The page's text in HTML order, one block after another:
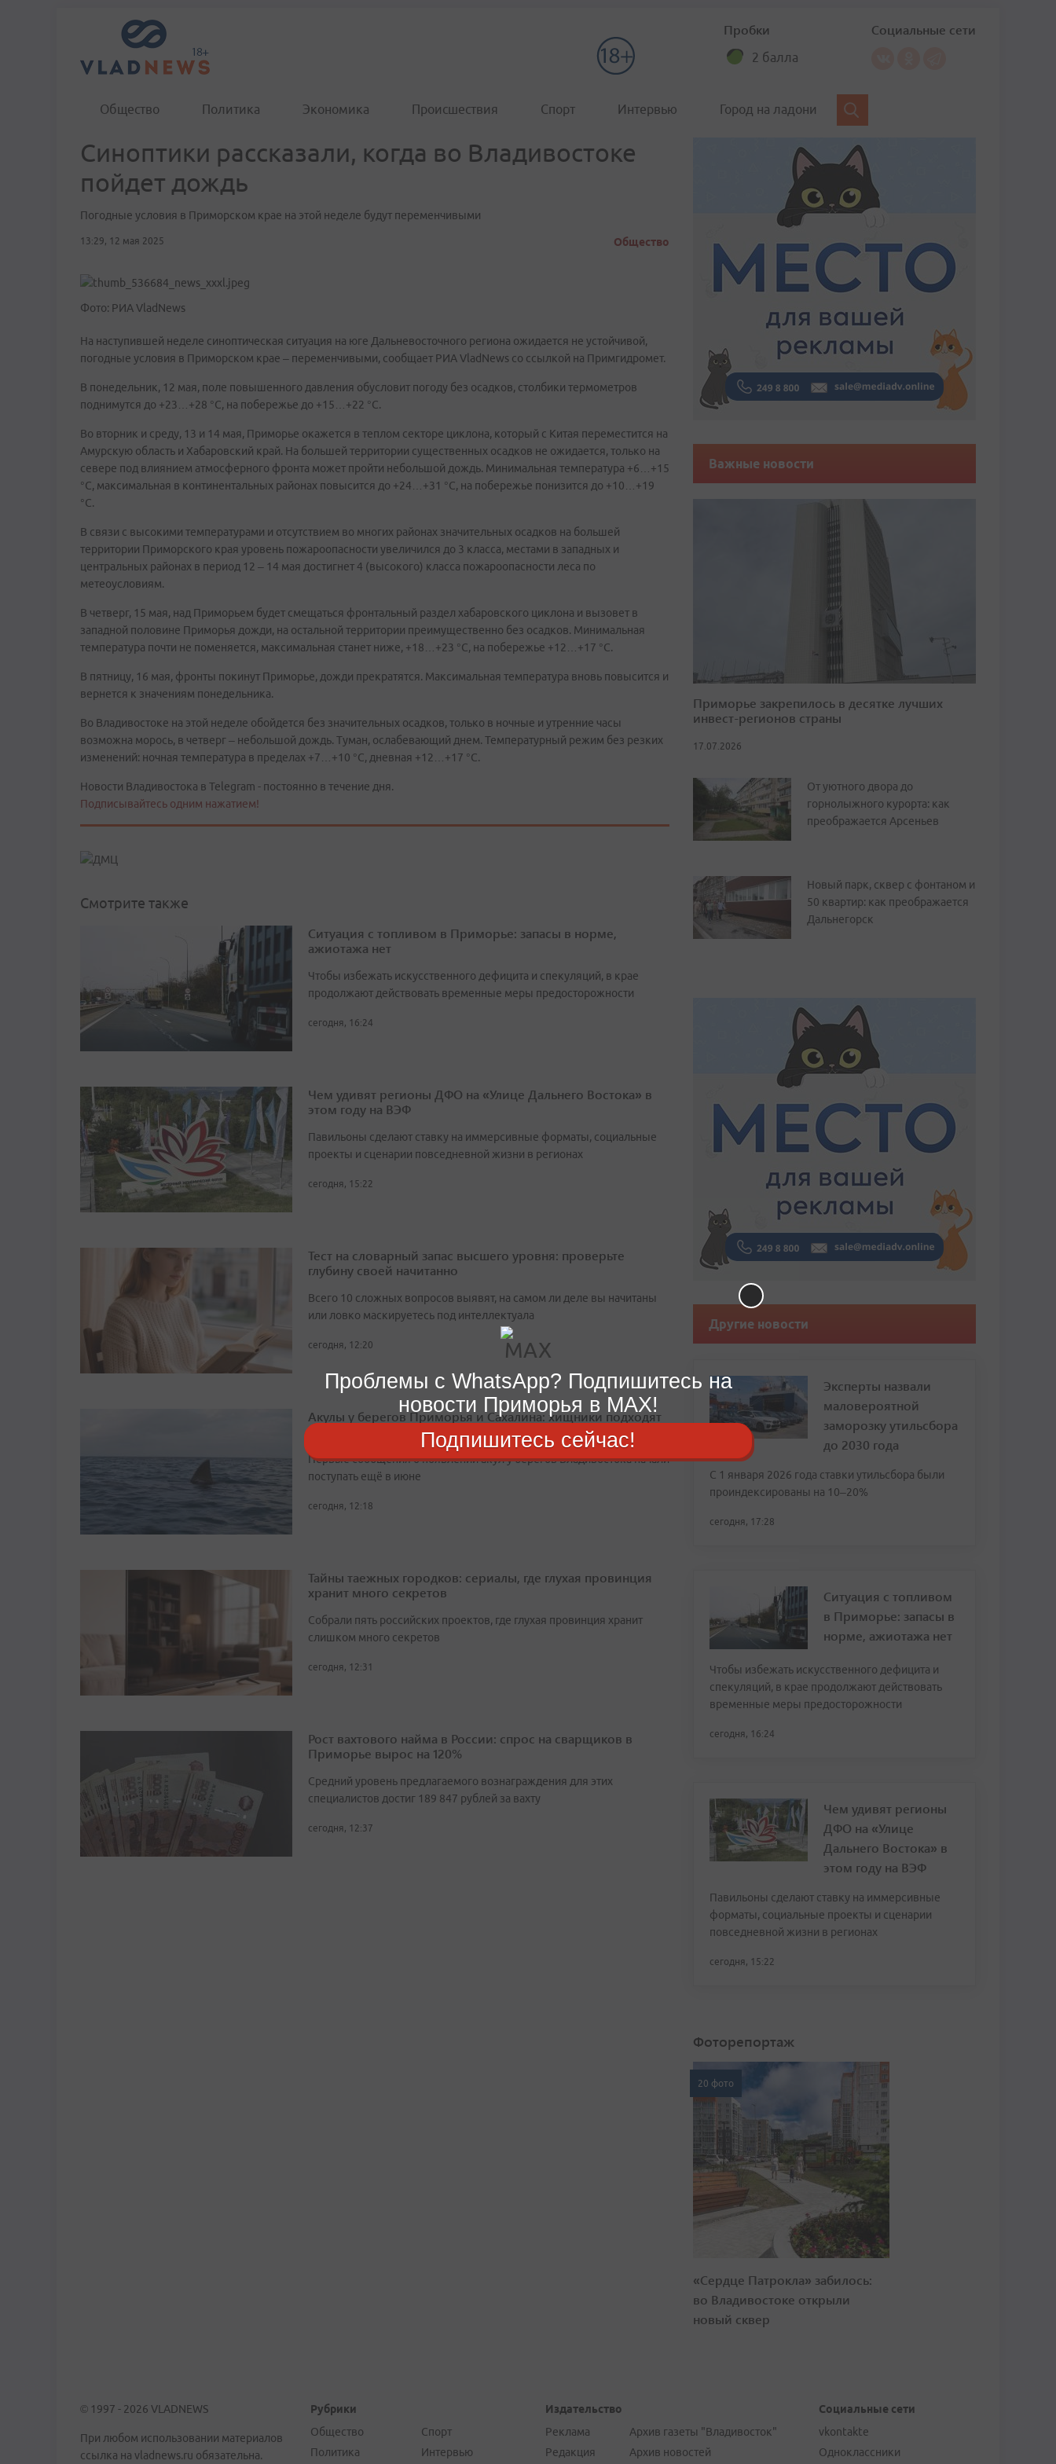
Пробки
2 балла
Социальные сети
Общество Политика Экономика Происшествия Спорт Интервью Город на ладони
Синоптики рассказали, когда во Владивостоке
пойдет дождь
Погодные условия в Приморском крае на этой неделе будут переменчивыми
13:29, 12 мая 2025 Общество
Фото: РИА VladNews
На наступившей неделе синоптическая ситуация на юге Дальневосточного региона ожидается не устойчивой,
погодные условия в Приморском крае – переменчивыми, сообщает РИА VladNews со ссылкой на Примгидромет.
В понедельник, 12 мая, поле повышенного давления обусловит погоду без осадков, столбики термометров
поднимутся до +23…+28 °С, на побережье до +15…+22 °С.
Во вторник и среду, 13 и 14 мая, Приморье окажется в теплом секторе циклона, который с Китая переместится на
Амурскую область и Хабаровский край. На большей территории существенных осадков не ожидается, только на
севере под влиянием атмосферного фронта может пройти небольшой дождь. Минимальная температура +6…+15
°С, максимальная в континентальных районах повысится до +24…+31 °С, на побережье понизится до +10…+19
°С.
В связи с высокими температурами и отсутствием во многих районах значительных осадков на большей
территории Приморского края уровень пожароопасности увеличился до 3 класса, местами в западных и
центральных районах в период 12 – 14 мая достигнет 4 (высокого) класса пожароопасности леса по
метеоусловиям.
В четверг, 15 мая, над Приморьем будет смещаться фронтальный раздел хабаровского циклона и вызовет в
западной половине Приморья дожди, на остальной территории преимущественно без осадков. Минимальная
температура почти не поменяется, максимальная станет ниже, +18…+23 °С, на побережье +12…+17 °С.
В пятницу, 16 мая, фронты покинут Приморье, дожди прекратятся. Максимальная температура вновь повысится и
вернется к значениям понедельника.
Во Владивостоке на этой неделе обойдется без значительных осадков, только в ночные и утренние часы
возможна морось, в четверг – небольшой дождь. Туман, ослабевающий днем. Температурный режим без резких
изменений: ночная температура в пределах +7…+10 °С, дневная +12…+17 °С.
Новости Владивостока в Telegram - постоянно в течение дня.
Подписывайтесь одним нажатием!
Смотрите также
Ситуация с топливом в Приморье: запасы в норме,
ажиотажа нет
Чтобы избежать искусственного дефицита и спекуляций, в крае
продолжают действовать временные меры предосторожности
сегодня, 16:24
Чем удивят регионы ДФО на «Улице Дальнего Востока» в
этом году на ВЭФ
Павильоны сделают ставку на иммерсивные форматы, социальные
проекты и сценарии повседневной жизни в регионах
сегодня, 15:22
Тест на словарный запас высшего уровня: проверьте
глубину своей начитанно
Всего 10 сложных вопросов выявят, на самом ли деле вы начитаны
или ловко маскируетесь под интеллектуала
сегодня, 12:20
Акулы у берегов Приморья и Сахалина: хищники подходят
к пляжам и рыбакам
Первые сообщения о появлении акул у берегов Владивостока начали
поступать ещё в июне
сегодня, 12:18
Тайны таежных городков: сериалы, где глухая провинция
хранит много секретов
Собрали пять российских проектов, где глухая провинция хранит
слишком много секретов
сегодня, 12:31
Рост вахтового найма в России: спрос на сварщиков в
Приморье вырос на 120%
Средний уровень предлагаемого вознаграждения для этих
специалистов достиг 189 847 рублей за вахту
сегодня, 12:37
Важные новости
Приморье закрепилось в десятке лучших
инвест-регионов страны
17.07.2026
От уютного двора до
горнолыжного курорта: как
преображается Арсеньев
Новый парк, сквер с фонтаном и
50 квартир: как преображается
Дальнегорск
Другие новости
Эксперты назвали
маловероятной
заморозку утильсбора
до 2030 года
С 1 января 2026 года ставки утильсбора были
проиндексированы на 10–20%
сегодня, 17:28
Ситуация с топливом
в Приморье: запасы в
норме, ажиотажа нет
Чтобы избежать искусственного дефицита и
спекуляций, в крае продолжают действовать
временные меры предосторожности
сегодня, 16:24
Чем удивят регионы
ДФО на «Улице
Дальнего Востока» в
этом году на ВЭФ
Павильоны сделают ставку на иммерсивные
форматы, социальные проекты и сценарии
повседневной жизни в регионах
сегодня, 15:22
Фоторепортаж
20 фото
«Сердце Патрокла» забилось:
во Владивостоке открыли
новый сквер
© 1997 - 2026 VLADNEWS
При любом использовании материалов
ссылка на vladnews.ru обязательна.
Рубрики
Общество
Политика
Спорт
Интервью
Издательство
Реклама
Редакция
Архив газеты "Владивосток"
Архив новостей
Социальные сети
vkontakte
Одноклассники
Проблемы с WhatsApp? Подпишитесь на
новости Приморья в MAX!
Подпишитесь сейчас!